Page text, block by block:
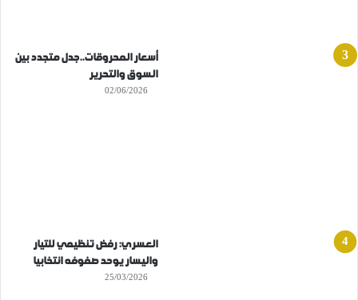
أسعار المحروقات..جدل متجدد بين
السوق والتحرير
02/06/2026
العسري: رفض تنظيمي للتيار
واليسار يوحد صفوفه انتخابيا
25/03/2026